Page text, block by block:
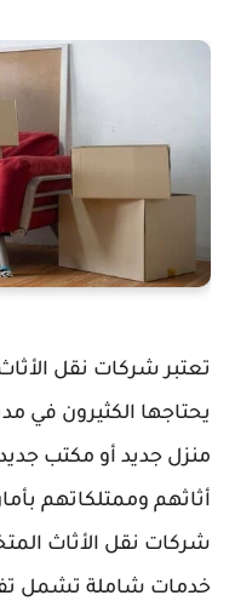
تعتبر شركات نقل
يحتاجها الكثيرون في
منزل جديد أو مكتب
أثاثهم وممتلكاتهم
شركات نقل الأثاث
خدمات شاملة تشمل